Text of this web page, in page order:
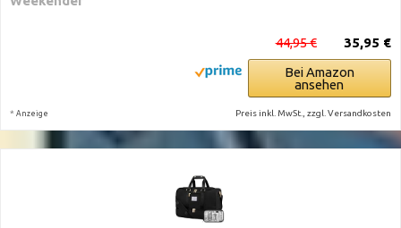
35,95 €
44,95 €
Bei Amazon
ansehen
* Anzeige Preis inkl. MwSt., zzgl. Versandkosten